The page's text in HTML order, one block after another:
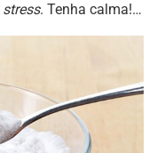
stress. Tenha calma!…